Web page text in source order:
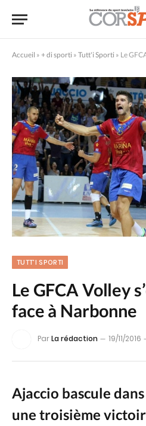
Accueil » + di sporti » Tutt'i Sporti » Le
TUTT'I SPORTI
Le GFCA Volley
face à Narbonne
ParLa rédaction 19/11/2016
Ajaccio bascule
une troisième